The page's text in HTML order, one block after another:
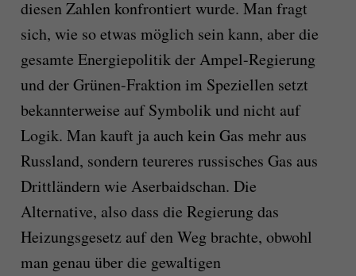
diesen Zahlen konfrontiert wurde. Man fragt
sich, wie so etwas möglich sein kann, aber die
gesamte Energiepolitik der Ampel-Regierung
und der Grünen-Fraktion im Speziellen setzt
bekannterweise auf Symbolik und nicht auf
Logik. Man kauft ja auch kein Gas mehr aus
Russland, sondern teureres russisches Gas aus
Drittländern wie Aserbaidschan. Die
Alternative, also dass die Regierung das
Heizungsgesetz auf den Weg brachte, obwohl
man genau über die gewaltigen